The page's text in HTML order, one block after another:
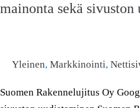
mainonta sekä sivuston
Yleinen, Markkinointi,
Suomen Rakennelujitus Oy
Google
uudistaminen